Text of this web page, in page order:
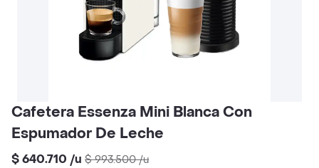
Cafetera Essenza Mini Blanca Con
Espumador De Leche
$ 640.710 /u $ 993.500/u